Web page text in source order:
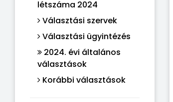
létszáma 2024
Választási szervek
Választási ügyintézés
2024. évi általános
választások
Korábbi választások